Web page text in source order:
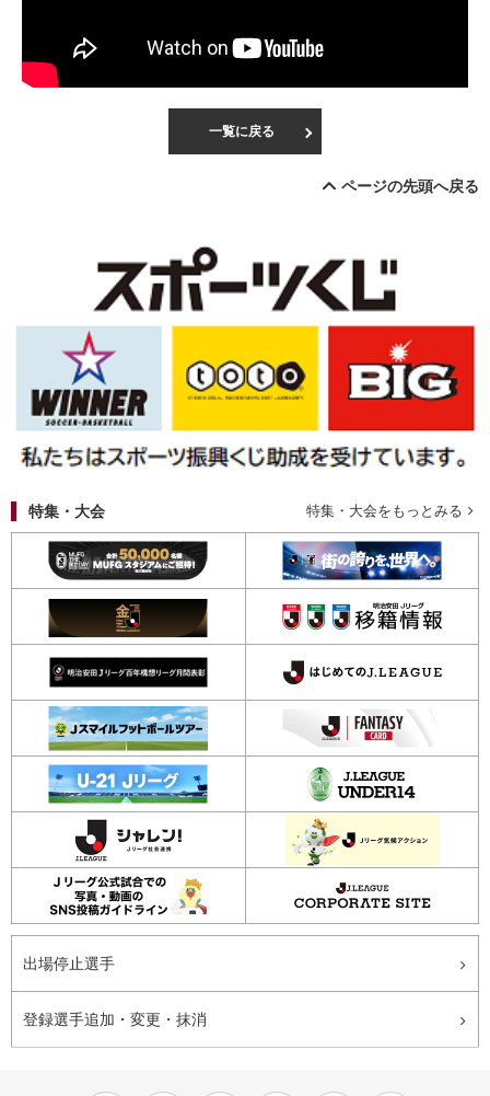
一覧に戻る
ページの先頭へ戻る
特集・大会 特集・大会をもっとみる
出場停止選手
登録選手追加・変更・抹消